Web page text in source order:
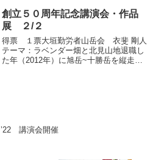
５２回定期総...
創立５０周年記念講演会・作品
展 ２/２
得票 １票大垣勤労者山岳会 衣斐 剛人
テーマ：ラベンダー畑と北見山地退職し
た年（2012年）に旭岳~十勝岳を縦走し
’22 講演会開催